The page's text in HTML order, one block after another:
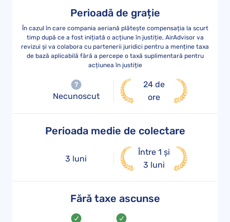
Perioadă de grație
În cazul în care compania aeriană plătește compensația la scurt
timp după ce a fost inițiată o acțiune în justiție, AirAdvisor va
revizui și va colabora cu partenerii juridici pentru a menține taxa
de bază aplicabilă fără a percepe o taxă suplimentară pentru
acțiunea în justiție
Necunoscut
24 de
ore
Perioada medie de colectare
3 luni
Între 1 și
3 luni
Fără taxe ascunse